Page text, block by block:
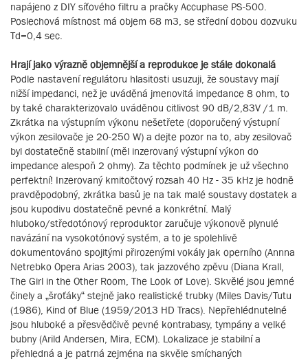
napájeno z DIY síťového filtru a pračky Accuphase PS-500.
Poslechová místnost má objem 68 m3, se střední dobou dozvuku
Td=0,4 sec.
Hrají jako výrazně objemnější a reprodukce je stále dokonalá
Podle nastavení regulátoru hlasitosti usuzuji, že soustavy mají
nižší impedanci, než je uváděná jmenovitá impedance 8 ohm, to
by také charakterizovalo uváděnou citlivost 90 dB/2,83V /1 m.
Zkrátka na výstupním výkonu nešetřete (doporučený výstupní
výkon zesilovače je 20-250 W) a dejte pozor na to, aby zesilovač
byl dostatečně stabilní (měl inzerovaný výstupní výkon do
impedance alespoň 2 ohmy). Za těchto podmínek je už všechno
perfektní! Inzerovaný kmitočtový rozsah 40 Hz - 35 kHz je hodně
pravděpodobný, zkrátka basů je na tak malé soustavy dostatek a
jsou kupodivu dostatečně pevné a konkrétní. Malý
hluboko/středotónový reproduktor zaručuje výkonově plynulé
navázání na vysokotónový systém, a to je spolehlivě
dokumentováno spojitými přirozenými vokály jak operního (Annna
Netrebko Opera Arias 2003), tak jazzového zpěvu (Diana Krall,
The Girl in the Other Room, The Look of Love). Skvělé jsou jemné
činely a „šroťáky“ stejně jako realistické trubky (Miles Davis/Tutu
(1986), Kind of Blue (1959/2013 HD Tracs). Nepřehlédnutelné
jsou hluboké a přesvědčivě pevné kontrabasy, tympány a velké
bubny (Arild Andersen, Mira, ECM). Lokalizace je stabilní a
přehledná a je patrná zejména na skvěle smíchaných